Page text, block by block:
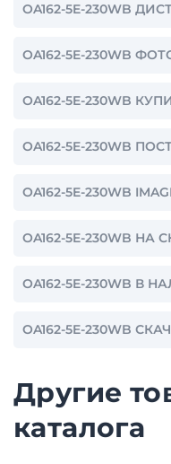
OA162-5E-230WB
OA162-5E-230WB
OA162-5E-230WB
OA162-5E-230WB
OA162-5E-230WB
OA162-5E-230WB НА
OA162-5E-230WB В
OA162-5E-230WB
Другие
каталога